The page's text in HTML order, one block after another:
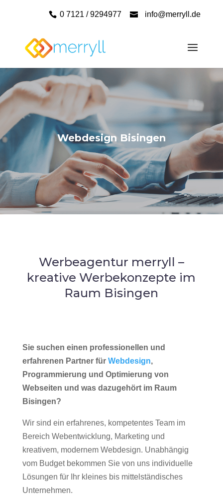
0 7121 / 9294977 info@merryll.de
Webdesign Bisingen
Werbeagentur merryll –
kreative Werbekonzepte im
Raum Bisingen
Sie suchen einen professionellen und
erfahrenen Partner für Webdesign,
Programmierung und Optimierung von
Webseiten und was dazugehört im Raum
Bisingen?
Wir sind ein erfahrenes, kompetentes Team im
Bereich Webentwicklung, Marketing und
kreativem, modernem Webdesign. Unabhängig
vom Budget bekommen Sie von uns individuelle
Lösungen für Ihr kleines bis mittelständisches
Unternehmen.